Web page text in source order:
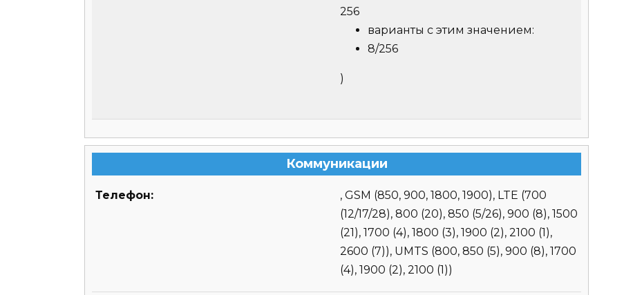
256
варианты с этим значением:
8/256
)
Коммуникации
Телефон:
, GSM (850, 900, 1800, 1900), LTE (700
(12/17/28), 800 (20), 850 (5/26), 900 (8), 1500
(21), 1700 (4), 1800 (3), 1900 (2), 2100 (1),
2600 (7)), UMTS (800, 850 (5), 900 (8), 1700
(4), 1900 (2), 2100 (1))